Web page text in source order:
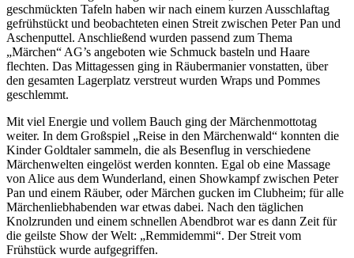
geschmückten Tafeln haben wir nach einem kurzen Ausschlaftag
gefrühstückt und beobachteten einen Streit zwischen Peter Pan und
Aschenputtel. Anschließend wurden passend zum Thema
„Märchen“ AG’s angeboten wie Schmuck basteln und Haare
flechten. Das Mittagessen ging in Räubermanier vonstatten, über
den gesamten Lagerplatz verstreut wurden Wraps und Pommes
geschlemmt.
Mit viel Energie und vollem Bauch ging der Märchenmottotag
weiter. In dem Großspiel „Reise in den Märchenwald“ konnten die
Kinder Goldtaler sammeln, die als Besenflug in verschiedene
Märchenwelten eingelöst werden konnten. Egal ob eine Massage
von Alice aus dem Wunderland, einen Showkampf zwischen Peter
Pan und einem Räuber, oder Märchen gucken im Clubheim; für alle
Märchenliebhabenden war etwas dabei. Nach den täglichen
Knolzrunden und einem schnellen Abendbrot war es dann Zeit für
die geilste Show der Welt: „Remmidemmi“. Der Streit vom
Frühstück wurde aufgegriffen.